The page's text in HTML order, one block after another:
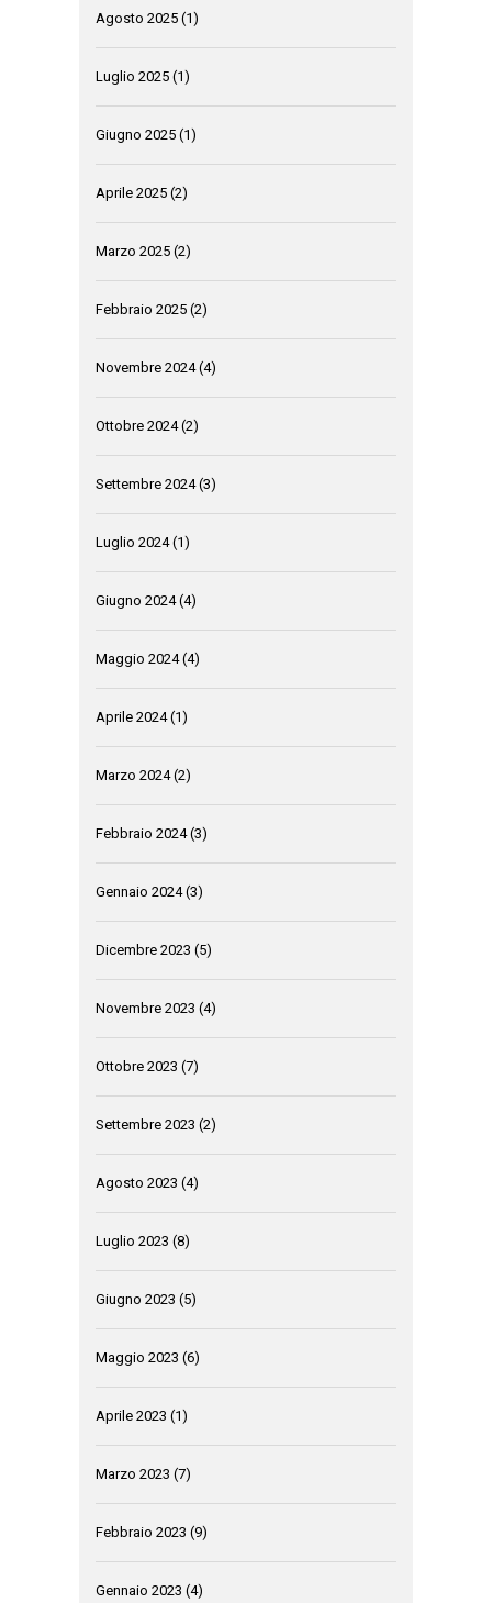
Agosto 2025 (1)
Luglio 2025 (1)
Giugno 2025 (1)
Aprile 2025 (2)
Marzo 2025 (2)
Febbraio 2025 (2)
Novembre 2024(4)
Ottobre 2024(2)
Settembre 2024(3)
Luglio 2024(1)
Giugno 2024(4)
Maggio 2024(4)
Aprile 2024(1)
Marzo 2024(2)
Febbraio 2024(3)
Gennaio 2024(3)
Dicembre 2023 (5)
Novembre 2023 (4)
Ottobre 2023 (7)
Settembre 2023 (2)
Agosto 2023 (4)
Luglio 2023 (8)
Giugno 2023 (5)
Maggio 2023 (6)
Aprile 2023 (1)
Marzo 2023 (7)
Febbraio 2023 (9)
Gennaio 2023 (4)